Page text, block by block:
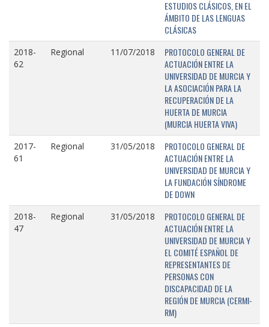
ESTUDIOS CLÁSICOS, EN EL
ÁMBITO DE LAS LENGUAS
CLÁSICAS
2018-
62
Regional 11/07/2018
PROTOCOLO GENERAL DE
ACTUACIÓN ENTRE LA
UNIVERSIDAD DE MURCIA Y
LA ASOCIACIÓN PARA LA
RECUPERACIÓN DE LA
HUERTA DE MURCIA
(MURCIA HUERTA VIVA)
2017-
61
Regional 31/05/2018
PROTOCOLO GENERAL DE
ACTUACIÓN ENTRE LA
UNIVERSIDAD DE MURCIA Y
LA FUNDACIÓN SÍNDROME
DE DOWN
2018-
47
Regional 31/05/2018
PROTOCOLO GENERAL DE
ACTUACIÓN ENTRE LA
UNIVERSIDAD DE MURCIA Y
EL COMITÉ ESPAÑOL DE
REPRESENTANTES DE
PERSONAS CON
DISCAPACIDAD DE LA
REGIÓN DE MURCIA (CERMI-
RM)